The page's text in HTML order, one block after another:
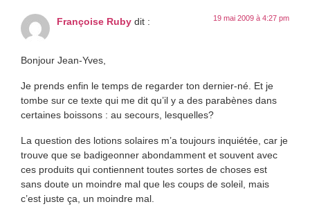
Françoise Ruby dit : 19 mai 2009 à 4:27 pm
Bonjour Jean-Yves,
Je prends enfin le temps de regarder ton dernier-né. Et je
tombe sur ce texte qui me dit qu’il y a des parabènes dans
certaines boissons : au secours, lesquelles?
La question des lotions solaires m’a toujours inquiétée, car je
trouve que se badigeonner abondamment et souvent avec
ces produits qui contiennent toutes sortes de choses est
sans doute un moindre mal que les coups de soleil, mais
c’est juste ça, un moindre mal.